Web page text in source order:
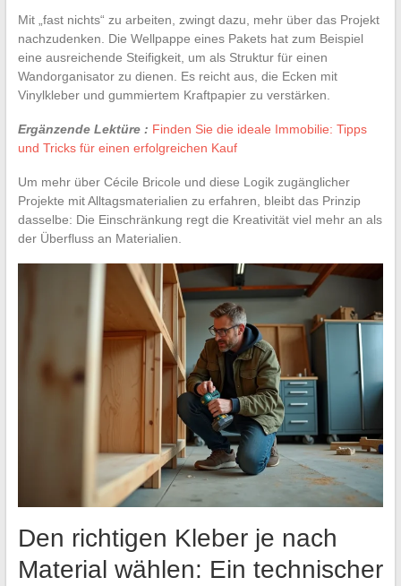
Mit „fast nichts“ zu arbeiten, zwingt dazu, mehr über das Projekt
nachzudenken. Die Wellpappe eines Pakets hat zum Beispiel
eine ausreichende Steifigkeit, um als Struktur für einen
Wandorganisator zu dienen. Es reicht aus, die Ecken mit
Vinylkleber und gummiertem Kraftpapier zu verstärken.
Ergänzende Lektüre : Finden Sie die ideale Immobilie: Tipps
und Tricks für einen erfolgreichen Kauf
Um mehr über Cécile Bricole und diese Logik zugänglicher
Projekte mit Alltagsmaterialien zu erfahren, bleibt das Prinzip
dasselbe: Die Einschränkung regt die Kreativität viel mehr an als
der Überfluss an Materialien.
Den richtigen Kleber je nach
Material wählen: Ein technischer